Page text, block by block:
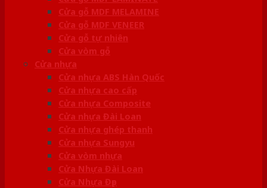
Cửa gỗ MDF MELAMINE
Cửa gỗ MDF VENEER
Cửa gỗ tự nhiên
Cửa vòm gỗ
Cửa nhựa
Cửa nhựa ABS Hàn Quốc
Cửa nhựa cao cấp
Cửa nhựa Composite
Cửa nhựa Đài Loan
Cửa nhựa ghép thanh
Cửa nhựa Sungyu
Cửa vòm nhựa
Cửa Nhựa Đài Loan
Cửa Nhựa Đẹp